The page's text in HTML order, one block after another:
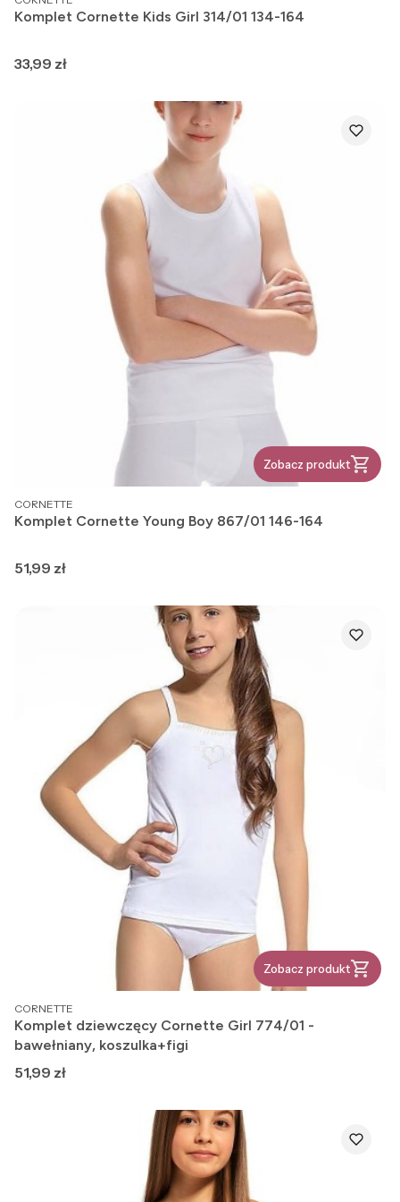
Komplet Cornette Kids Girl 314/01 134-164
Cena
33,99 zł
Zobacz produkt
PRODUCENT
CORNETTE
Komplet Cornette Young Boy 867/01 146-164
Cena
51,99 zł
Zobacz produkt
PRODUCENT
CORNETTE
Komplet dziewczęcy Cornette Girl 774/01 -
bawełniany, koszulka+figi
Cena
51,99 zł